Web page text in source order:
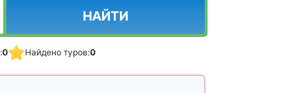
НАЙТИ
0 Найдено туров:0